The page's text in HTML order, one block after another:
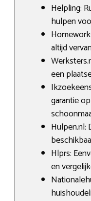
Helpling:
hulpen
altijd
een
garantie
Hulpen.nl:
Hlprs:
en